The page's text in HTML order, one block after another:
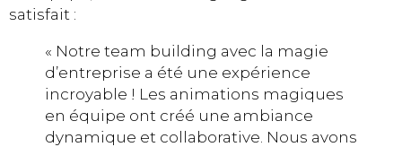
satisfait :
« Notre team building avec la magie
d’entreprise a été une expérience
incroyable ! Les animations magiques
en équipe ont créé une ambiance
dynamique et collaborative. Nous avons